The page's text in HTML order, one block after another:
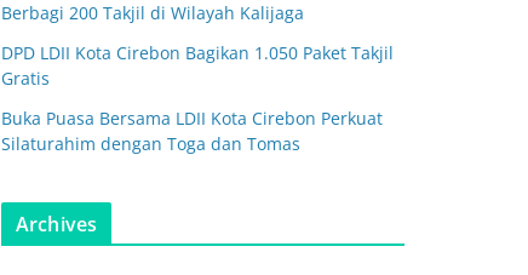
Berbagi 200 Takjil di Wilayah Kalijaga
DPD LDII Kota Cirebon Bagikan 1.050 Paket Takjil
Gratis
Buka Puasa Bersama LDII Kota Cirebon Perkuat
Silaturahim dengan Toga dan Tomas
Archives